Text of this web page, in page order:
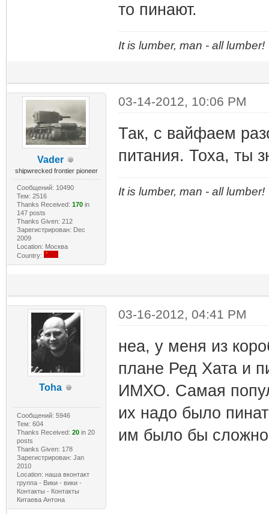
то пинают.
It is lumber, man - all
Vader
shipwrecked frontier pioneer
Сообщений: 10490
Тем: 2516
Thanks Received: 170in
147 posts
Thanks Given: 212
Зарегистрирован: Dec
2009
Location: Москва
Country:
03-14-2012, 10:06 PM
Так, с вайфаем
питания. Тоха, ты
It is lumber, man - all
Toha
Сообщений: 5946
Тем: 604
Thanks Received: 20in 20
posts
Thanks Given: 178
Зарегистрирован: Jan
2010
Location: наша вконтакт
группа - Вики - вики -
Контакты - Контакты
Китаева Антона
03-16-2012, 04:41 PM
неа, у меня из
плане Ред Хата и
ИМХО. Самая
их надо было
им было бы сложно